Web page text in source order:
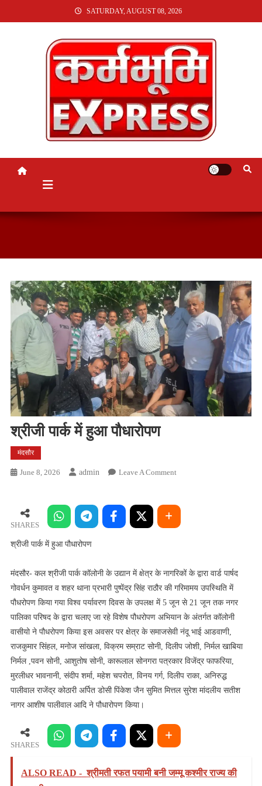
TO
SATURDAY, AUGUST 08, 2026
KARMABHUMI EXPRESS
श्रीजी पार्क में हुआ पौधारोपण
मंदसौर
June 8, 2026 Admin Leave A CommentOn
हुआ
SHARES
श्रीजी पार्क में हुआ पौधारोपण
मंदसौर- कल श्रीजी पार्क कॉलोनी के उद्यान में क्षेत्र के नागरिकों के द्वारा वार्ड पार्षद
गोवर्धन कुमावत व शहर थाना प्रभारी पुष्पेंद्र सिंह राठौर की गरिमामय उपस्थिति में
पौधरोपण किया गया विश्व पर्यावरण दिवस के उपलक्ष में 5 जून से 21 जून तक नगर
पालिका परिषद के द्वारा चलाए जा रहे विशेष पौधरोपण अभियान के अंतर्गत कॉलोनी
वासीयो ने पौधरोपण किया इस अवसर पर क्षेत्र के समाजसेवी नंदू भाई आडवाणी,
राजकुमार सिंहल, मनोज सांखला, विक्रम सम्राट सोनी, दिलीप जोशी, निर्मल खाबिया
निर्मल ,पवन सोनी, आशुतोष सोनी, कारूलाल सोनगरा पत्रकार विजेंद्र फाफरिया,
मुरलीधर भावनानी, संदीप शर्मा, महेश चपरोत, विनय गर्ग, दिलीप राका, अनिरुद्ध
पालीवाल राजेंद्र कोठारी अर्पित डोसी पिंकेश जैन सुमित मित्तल सुरेश मांदलीय सतीश
नागर आशीष पालीवाल आदि ने पौधारोपण किया।
SHARES
ALSO READ - श्रीमती रफत पयामी बनी जम्मू कश्मीर राज्य की